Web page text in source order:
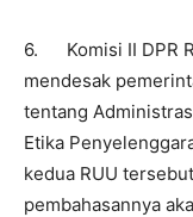
6. Komisi II DPR
mendesak
tentang
Etika
kedua RUU
pembahasannya